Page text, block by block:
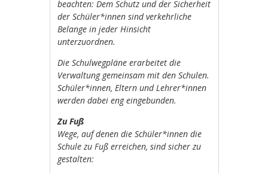
beachten: Dem Schutz und der Sicherheit
der Schüler*innen sind verkehrliche
Belange in jeder Hinsicht
unterzuordnen.
Die Schulwegpläne erarbeitet die
Verwaltung gemeinsam mit den Schulen.
Schüler*innen, Eltern und Lehrer*innen
werden dabei eng eingebunden.
Zu Fuß
Wege, auf denen die Schüler*innen die
Schule zu Fuß erreichen, sind sicher zu
gestalten: